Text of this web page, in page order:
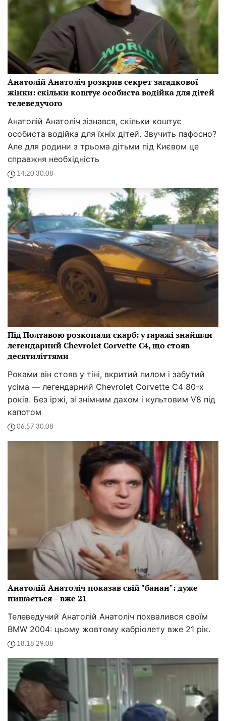
Анатолій Анатоліч розкрив секрет загадкової
жінки: скільки коштує особиста водійка для дітей
телеведучого
Анатолій Анатоліч зізнався, скільки коштує
особиста водійка для їхніх дітей. Звучить пафосно?
Але для родини з трьома дітьми під Києвом це
справжня необхідність
14:20 30.08
Під Полтавою розкопали скарб: у гаражі знайшли
легендарний Chevrolet Corvette C4, що стояв
десятиліттями
Роками він стояв у тіні, вкритий пилом і забутий
усіма — легендарний Chevrolet Corvette C4 80-х
років. Без іржі, зі знімним дахом і культовим V8 під
капотом
06:57 30.08
Анатолій Анатоліч показав свій "банан": дуже
пишається – вже 21
Телеведучий Анатолій Анатоліч похвалився своїм
BMW 2004: цьому жовтому кабріолету вже 21 рік.
18:18 29.08